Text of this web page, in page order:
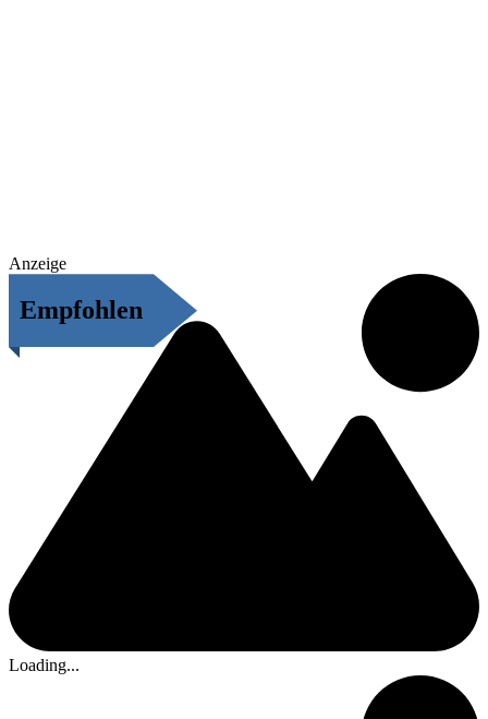
Anzeige
Empfohlen
Loading...